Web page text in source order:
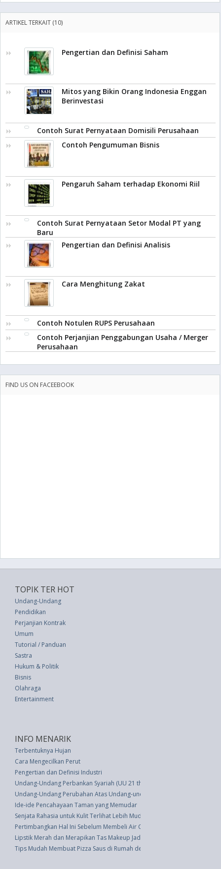
ARTIKEL TERKAIT (10)
Pengertian dan Definisi Saham
Mitos yang Bikin Orang Indonesia Enggan
Berinvestasi
Contoh Surat Pernyataan Domisili Perusahaan
Contoh Pengumuman Bisnis
Pengaruh Saham terhadap Ekonomi Riil
Contoh Surat Pernyataan Setor Modal PT yang
Baru
Pengertian dan Definisi Analisis
Cara Menghitung Zakat
Contoh Notulen RUPS Perusahaan
Contoh Perjanjian Penggabungan Usaha / Merger
Perusahaan
FIND US ON FACEEBOOK
TOPIK TER HOT
Undang-Undang
Pendidikan
Perjanjian Kontrak
Umum
Tutorial / Panduan
Sastra
Hukum & Politik
Bisnis
Olahraga
Entertainment
INFO MENARIK
Terbentuknya Hujan
Cara Mengecilkan Perut
Pengertian dan Definisi Industri
Undang-Undang Perbankan Syariah (UU 21 thn 2008)
Undang-Undang Perubahan Atas Undang-undang Nomor 3 Tahun 1998
Ide-ide Pencahayaan Taman yang Memudar
Senjata Rahasia untuk Kulit Terlihat Lebih Muda: Apakah Hyaluronic Acid?
Pertimbangkan Hal Ini Sebelum Membeli Air Conditioner
Lipstik Merah dan Merapikan Tas Makeup Jadi Kebiasaan Unik Emma
Tips Mudah Membuat Pizza Saus di Rumah dengan Teflon